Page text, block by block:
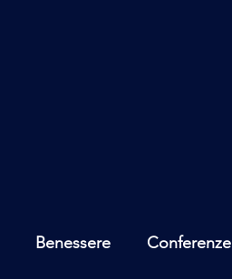
Benessere Conferenze